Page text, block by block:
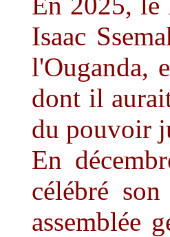
Isaac
l'Ouganda,
dont il
du pouvoir
En
célébré
assemblée